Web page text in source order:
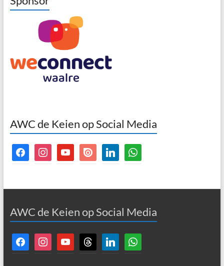
AWC de Keien op Social Media
facebookinstagramyoutubeissuu linkedinwhatsapp
AWC de Keien op Social Media
facebookinstagramyoutube threads linkedin whatsapp